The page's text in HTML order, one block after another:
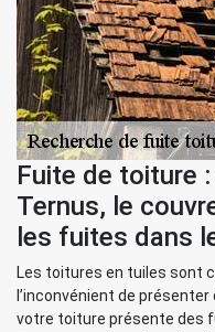
Fuite de toiture
Ternus, le
les fuites dans
Les toitures en tuiles sont
l’inconvénient de
votre toiture présente des